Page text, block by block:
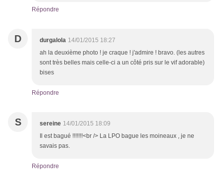
Répondre
D durgalola 14/01/2015 18:27
ah la deuxième photo ! je craque ! j'admire ! bravo. (les autres
sont très belles mais celle-ci a un côté pris sur le vif adorable)
bises
Répondre
S sereine 14/01/2015 18:09
Il est bagué !!!!!!!<br /> La LPO bague les moineaux , je ne
savais pas.
Répondre